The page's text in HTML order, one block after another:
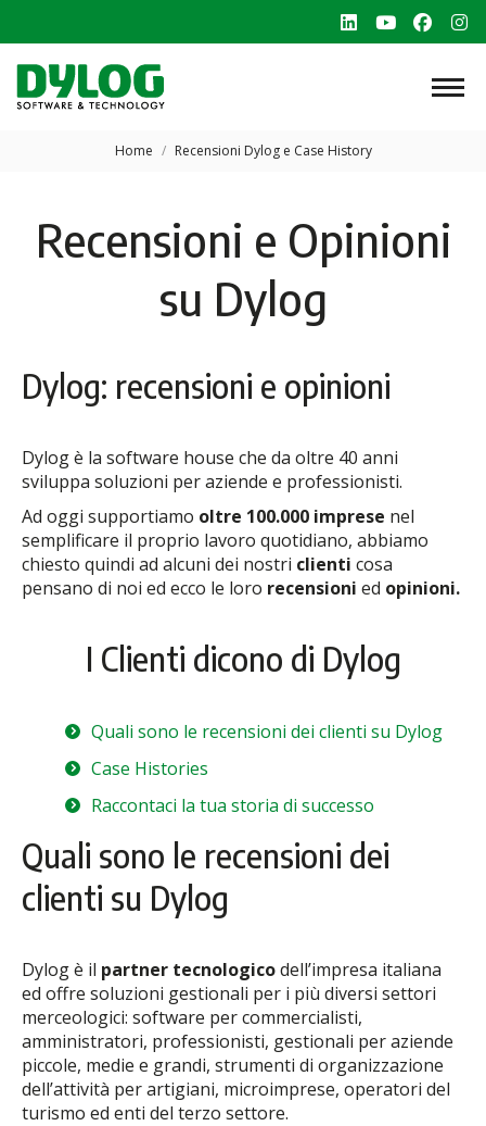
Linkedin
new
YouTube
opensopens
Tu sei qui:
Home Recensioni Dylog e Case History
Recensioni e Opinioni
su Dylog
Dylog: recensioni e opinioni
Dylog è la software house che da oltre 40 anni
sviluppa soluzioni per aziende e professionisti.
Ad oggi supportiamo oltre 100.000 imprese nel
semplificare il proprio lavoro quotidiano, abbiamo
chiesto quindi ad alcuni dei nostri clienti cosa
pensano di noi ed ecco le loro recensioni ed opinioni.
I Clienti dicono di Dylog
Quali sono le recensioni dei clienti su Dylog
Case Histories
Raccontaci la tua storia di successo
Quali sono le recensioni dei
clienti su Dylog
Dylog è il partner tecnologicodell’impresa italiana
ed offre soluzioni gestionali per i più diversi settori
merceologici: software per commercialisti,
amministratori, professionisti, gestionali per aziende
piccole, medie e grandi, strumenti di organizzazione
dell’attività per artigiani, microimprese, operatori del
turismo ed enti del terzo settore.